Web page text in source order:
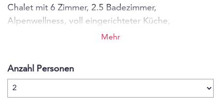
Chalet mit 6 Zimmer, 2.5 Badezimmer,
Alpenwellness, voll eingerichteter Küche,
traumhaften Lage und atemberaubender Aussicht.
erfüllt spezielle Wünsche wie zum Beispiel den
Mehr
Anzahl Personen